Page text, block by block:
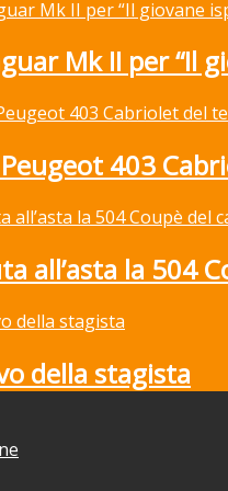
Mk II per “Il
403
all’asta la 504
della stagista